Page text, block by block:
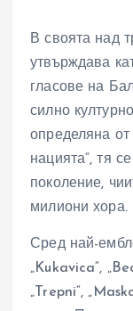
В своята над
утвърждава
гласове на
силно
определяна от
нацията“, тя
поколение,
милиони хора.
Сред най-
„Kukavica“,
„Trepni“,